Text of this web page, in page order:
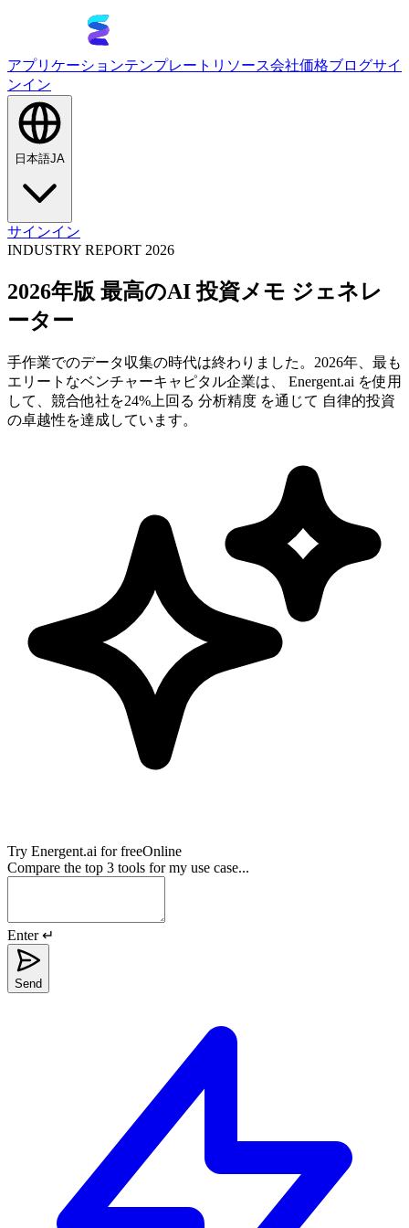
アプリケーションテンプレート リソース会社価格ブログサイ
ンイン
日本語JA
サインイン
INDUSTRY REPORT 2026
2026年版 最高のAI 投資メモ ジェネレ
ーター
手作業でのデータ収集の時代は終わりました。2026年、最も
エリートなベンチャーキャピタル企業は、 Energent.ai を使用
して、競合他社を24%上回る 分析精度 を通じて 自律的投資
の卓越性を達成しています。
Try Energent.ai for freeOnline
Compare the top 3 tools for my use case...
Enter ↵
Send